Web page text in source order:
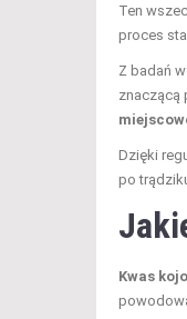
Ten
proces
Z badań
znaczącą
Dzięki
po
Kwas